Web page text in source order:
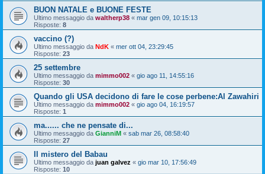
BUON NATALE e BUONE FESTE
Ultimo messaggio da waltherp38 « mar gen 09, 10:15:13
Risposte: 8
vaccino (?)
Ultimo messaggio da NdK « mer ott 04, 23:29:45
Risposte: 23
25 settembre
Ultimo messaggio da mimmo002 « gio ago 11, 14:55:16
Risposte: 30
Quando gli USA decidono di fare le cose perbene:Al Zawahiri
Ultimo messaggio da mimmo002 « gio ago 04, 16:19:57
Risposte: 1
ma...... che ne pensate di...
Ultimo messaggio da GianniM « sab mar 26, 08:58:40
Risposte: 27
Il mistero del Babau
Ultimo messaggio da juan galvez « gio mar 10, 17:56:49
Risposte: 10